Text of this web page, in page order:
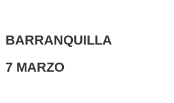
BARRANQUILLA
7 MARZO